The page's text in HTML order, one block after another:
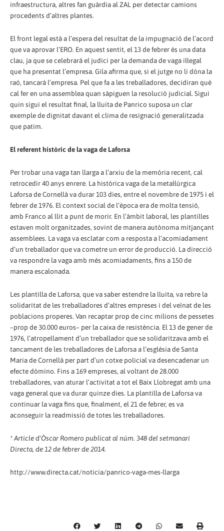
infraestructura, altres fan guàrdia al ZAL per detectar camions
procedents d’altres plantes.
El front legal està a l’espera del resultat de la impugnació de l’acord
que va aprovar l’ERO. En aquest sentit, el 13 de febrer és una data
clau, ja que se celebrarà el judici per la demanda de vaga il·legal
que ha presentat l’empresa. Gila afirma que, si el jutge no li dóna la
raó, tancarà l’empresa. Pel que fa a les treballadores, decidiran què
cal fer en una assemblea quan sàpiguen la resolució judicial. Sigui
quin sigui el resultat final, la lluita de Panrico suposa un clar
exemple de dignitat davant el clima de resignació generalitzada
que patim.
El referent històric de la vaga de Laforsa
Per trobar una vaga tan llarga a l’arxiu de la memòria recent, cal
retrocedir 40 anys enrere. La històrica vaga de la metal·lúrgica
Laforsa de Cornellà va durar 103 dies, entre el novembre de 1975 i el
febrer de 1976. El context social de l’època era de molta tensió,
amb Franco al llit a punt de morir. En l’àmbit laboral, les plantilles
estaven molt organitzades, sovint de manera autònoma mitjançant
assemblees. La vaga va esclatar com a resposta a l’acomiadament
d’un treballador que va cometre un error de producció. La direcció
va respondre la vaga amb més acomiadaments, fins a 150 de
manera escalonada.
Les plantilla de Laforsa, que va saber estendre la lluita, va rebre la
solidaritat de les treballadores d’altres empreses i del veïnat de les
poblacions properes. Van recaptar prop de cinc milions de pessetes
–prop de 30.000 euros– per la caixa de resistència. El 13 de gener de
1976, l’atropellament d’un treballador que se solidaritzava amb el
tancament de les treballadores de Laforsa a l’església de Santa
Maria de Cornellà per part d’un cotxe policial va desencadenar un
efecte dòmino. Fins a 169 empreses, al voltant de 28.000
treballadores, van aturar l’activitat a tot el Baix Llobregat amb una
vaga general que va durar quinze dies. La plantilla de Laforsa va
continuar la vaga fins que, finalment, el 21 de febrer, es va
aconseguir la readmissió de totes les treballadores.
* Article d'Òscar Romero publicat al núm. 348 del setmanari
Directa, de 12 de febrer de 2014.
http://www.directa.cat/noticia/panrico-vaga-mes-llarga